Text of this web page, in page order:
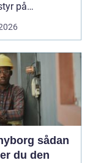
på
tunge
sådan
du den